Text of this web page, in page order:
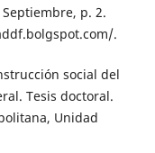
Septiembre, p. 2.
.
social del
Tesis doctoral.
Unidad